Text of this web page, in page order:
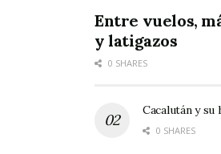
Entre vuelos,
y latigazos
0 SHARES
Cacalután y
0 SHARES